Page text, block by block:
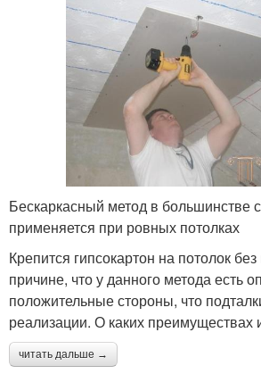
Бескаркасный метод в большинстве
применяется при ровных потолках
Крепится гипсокартон на потолок
причине, что у данного метода есть
положительные стороны, что
реализации. О каких преимуществах
читать дальше →